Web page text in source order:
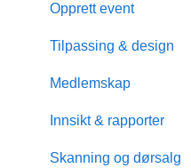
Opprett event
Tilpassing & design
Medlemskap
Innsikt & rapporter
Skanning og dørsalg